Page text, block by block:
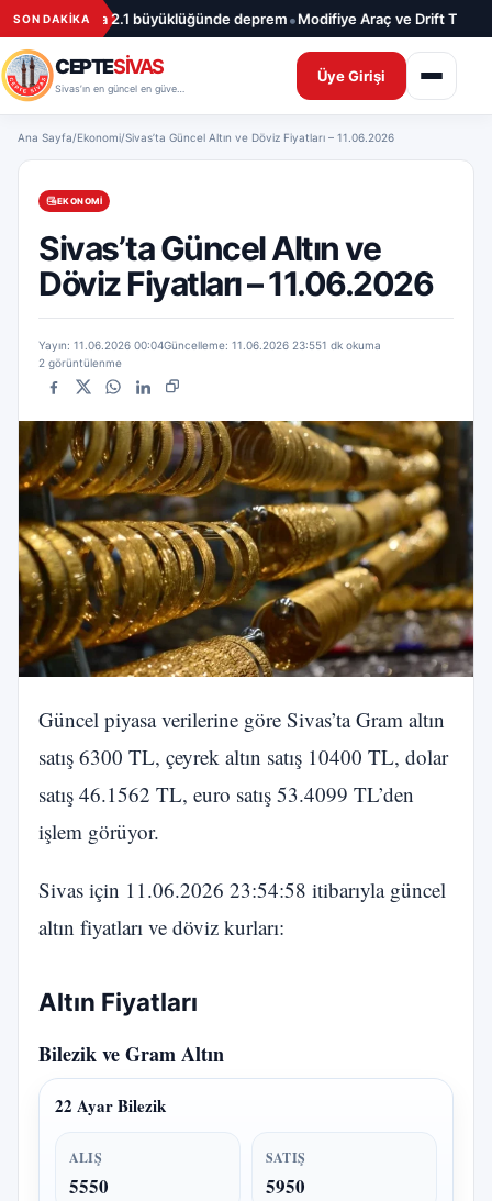
İçeriğe geç
SON DAKİKA
Sivas’ta 2.1 büyüklüğünde deprem•Modifiye Araç ve Drift Tutkunları
CEPTESİVAS Üye Girişi
Ana Sayfa/Ekonomi/Sivas’ta Güncel Altın ve Döviz Fiyatları – 11.06.2026
EKONOMI
Sivas’ta Güncel Altın ve
Döviz Fiyatları – 11.06.2026
Yayın: 11.06.2026 00:04Güncelleme: 11.06.2026 23:551 dk okuma
2 görüntülenme
Facebook
X WhatsApp
LinkedInBağlantıyı kopyala
Güncel piyasa verilerine göre Sivas’ta Gram altın
satış 6300 TL, çeyrek altın satış 10400 TL, dolar
satış 46.1562 TL, euro satış 53.4099 TL’den
işlem görüyor.
Sivas için 11.06.2026 23:54:58 itibarıyla güncel
altın fiyatları ve döviz kurları:
Altın Fiyatları
Bilezik ve Gram Altın
22 Ayar Bilezik
ALIŞ
5550
SATIŞ
5950